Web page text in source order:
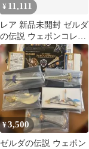
¥ 11,111
レア 新品未開封 ゼルダ
の伝説 ウェポンコレク
ション コンプリートセ
ット 10個
¥3,500
ゼルダの伝説 ウェポン